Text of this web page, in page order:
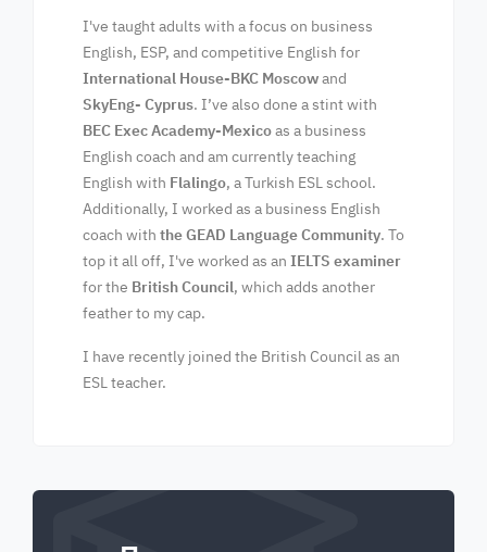
I've taught adults with a focus on business
English, ESP, and competitive English for
International House-BKC Moscowand
SkyEng- Cyprus. I’ve also done a stint with
BEC Exec Academy-Mexicoas a business
English coach and am currently teaching
English with Flalingo, a Turkish ESL school.
Additionally, I worked as a business English
coach with theGEAD Language Community. To
top it all off, I've worked as an IELTS examiner
for the British Council, which adds another
feather to my cap.
I have recently joined the British Council as an
ESL teacher.